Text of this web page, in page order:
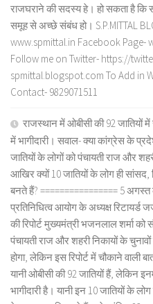
राजघराने की सदस्य हे। हो सकता है कि
समूह से अच्छे संबंध हो। S.P.MITTAL
www.spmittal.in Facebook
Follow me on Twitter- https://
spmittal.blogspot.com To Add in
Contact- 9829071511
राजस्थान में ओबीसी की 92 जातियों में
में भागीदारी। सवाल- क्या कांग्रेस के
जातियों के लोगों को पंचायती राज और
आखिर क्यों 10 जातियों के लोग ही
बनते हैं? ================ 5
प्रतिनिधित्व आयोग के अध्यक्ष रिटायर्ड
की रिपोर्ट मुख्यमंत्री भजनलाल शर्मा को
पंचायती राज और शहरी निकायों के
होगा, लेकिन इस रिपोर्ट में चौकाने वाली
यानी ओबीसी की 92 जातियों हैं, लेकिन
भागीदारी है। यानी इन 10 जातियों के